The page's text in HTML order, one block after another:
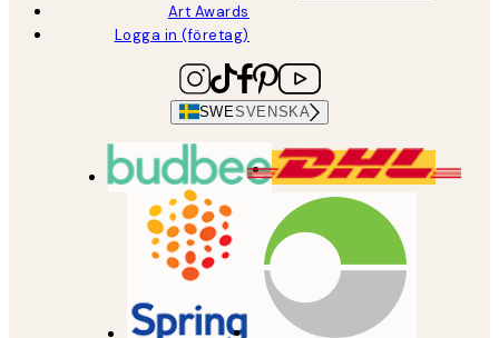
Art Awards
Logga in (företag)
SWESVENSKA